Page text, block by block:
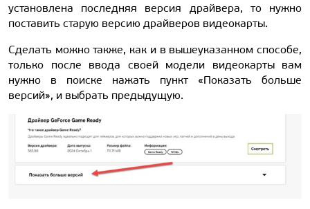
установлена последняя версия драйвера, то нужно
поставить старую версию драйверов видеокарты.
Сделать можно также, как и в вышеуказанном способе,
только после ввода своей модели видеокарты вам
нужно в поиске нажать пункт «Показать больше
версий», и выбрать предыдущую.